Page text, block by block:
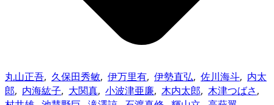
丸山正吾, 久保田秀敏, 伊万里有, 伊勢直弘, 佐川海斗, 内太
郎, 内海紘子, 大関真, 小波津亜廉, 木内太郎, 木津つばさ,